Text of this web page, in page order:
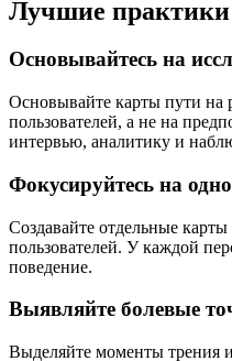
Лучшие практики
Основывайтесь на
Основывайте карты пути на
пользователей, а не на
интервью, аналитику и
Фокусируйтесь на
Создавайте отдельные
пользователей. У каждой
поведение.
Выявляйте болевые
Выделяйте моменты трения